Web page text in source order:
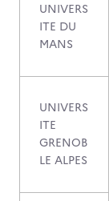
UNIVERS
ITE DU
MANS
UNIVERS
ITE
GRENOB
LE ALPES